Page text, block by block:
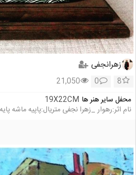
زهرانجفی
8
0
21,050
محفل سایر هنر ها 19X22CM
نام اثر:رهوار _زهرا نجفی متریال:پاپیه ماشه